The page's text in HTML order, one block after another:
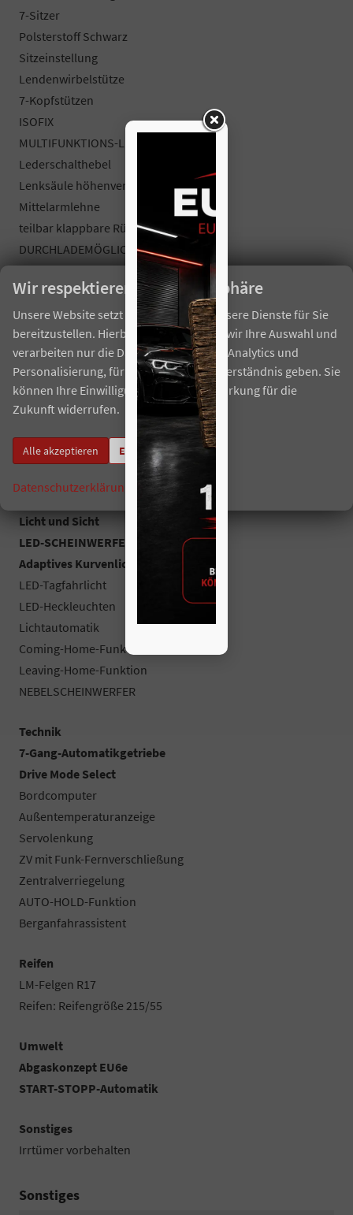
7-Sitzer
Polsterstoff Schwarz
Sitzeinstellung
Lendenwirbelstütze
7-Kopfstützen
ISOFIX
MULTIFUNKTIONS-LEDERLENKRAD
Lederschalthebel
Lenksäule höhenverstellbar
Mittelarmlehne
teilbar klappbare Rücksitzbank
DURCHLADEMÖGLICHKEIT
Gepäckraumabdeckung
el. Parkbremse
Aussenausstattung
5-trg.
el. Fensterheber vorne + hinten
Dachreling
abgedunkelte Heckscheiben
el. heranklappbare und beheizbare Außenspiegel
Innenspiegel automatisch abblendbar
Colorverglasung
Licht und Sicht
LED-SCHEINWERFER (VOLL)
Adaptives Kurvenlicht
LED-Tagfahrlicht
LED-Heckleuchten
Lichtautomatik
Coming-Home-Funktion
Leaving-Home-Funktion
NEBELSCHEINWERFER
Technik
7-Gang-Automatikgetriebe
Drive Mode Select
Bordcomputer
Außentemperaturanzeige
Servolenkung
ZV mit Funk-Fernverschließung
Zentralverriegelung
AUTO-HOLD-Funktion
Berganfahrassistent
Reifen
LM-Felgen R17
Reifen: Reifengröße 215/55
Umwelt
Abgaskonzept EU6e
START-STOPP-Automatik
Sonstiges
Irrtümer vorbehalten
Sonstiges
Wir respektieren Ihre Privatsphäre
Unsere Website setzt Cookies ein, um unsere Dienste für Sie
bereitzustellen. Hierbei berücksichtigen wir Ihre Auswahl und
verarbeiten nur die Daten für Marketing, Analytics und
Personalisierung, für die Sie uns Ihr Einverständnis geben. Sie
können Ihre Einwilligung jederzeit mit Wirkung für die
Zukunft widerrufen.
Alle akzeptieren Einstellungen
Datenschutzerklärung Impressum